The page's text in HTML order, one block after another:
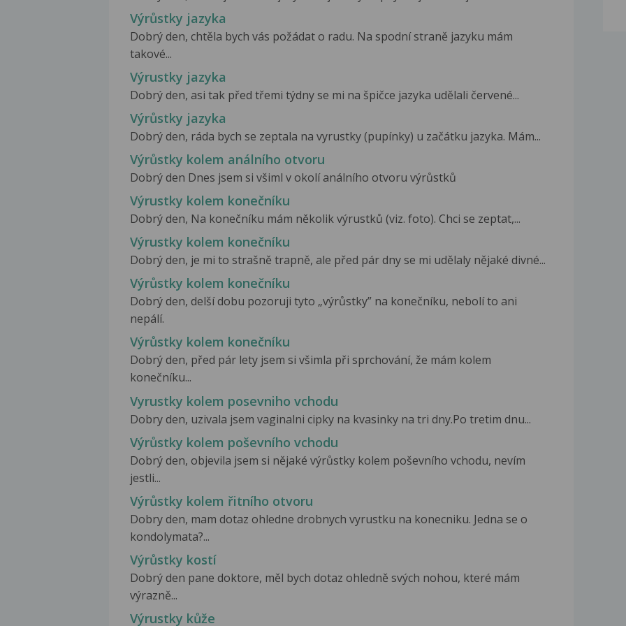
Výrůstky jazyka
Dobrý den, chtěla bych vás požádat o radu. Na spodní straně jazyku mám
takové...
Výrustky jazyka
Dobrý den, asi tak před třemi týdny se mi na špičce jazyka udělali červené...
Výrůstky jazyka
Dobrý den, ráda bych se zeptala na vyrustky (pupínky) u začátku jazyka. Mám...
Výrůstky kolem análního otvoru
Dobrý den Dnes jsem si všiml v okolí análního otvoru výrůstků
Výrustky kolem konečníku
Dobrý den, Na konečníku mám několik výrustků (viz. foto). Chci se zeptat,...
Výrustky kolem konečníku
Dobrý den, je mi to strašně trapně, ale před pár dny se mi udělaly nějaké divné...
Výrůstky kolem konečníku
Dobrý den, delší dobu pozoruji tyto „výrůstky” na konečníku, nebolí to ani
nepálí.
Výrůstky kolem konečníku
Dobrý den, před pár lety jsem si všimla při sprchování, že mám kolem
konečníku...
Vyrustky kolem posevniho vchodu
Dobry den, uzivala jsem vaginalni cipky na kvasinky na tri dny.Po tretim dnu...
Výrůstky kolem poševního vchodu
Dobrý den, objevila jsem si nějaké výrůstky kolem poševního vchodu, nevím
jestli...
Výrůstky kolem řitního otvoru
Dobry den, mam dotaz ohledne drobnych vyrustku na konecniku. Jedna se o
kondolymata?...
Výrůstky kostí
Dobrý den pane doktore, měl bych dotaz ohledně svých nohou, které mám
výrazně...
Výrustky kůže